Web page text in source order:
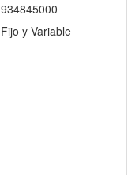
934845000
Fijo y Variable